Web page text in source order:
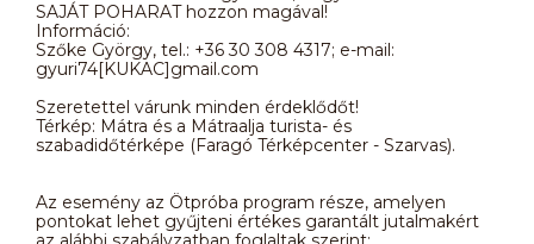
SAJÁT POHARAT hozzon magával!
Információ:
Szőke György, tel.: +36 30 308 4317; e-mail:
gyuri74[KUKAC]gmail.com
Szeretettel várunk minden érdeklődőt!
Térkép: Mátra és a Mátraalja turista- és
szabadidőtérképe (Faragó Térképcenter - Szarvas).
Az esemény az Ötpróba program része, amelyen
pontokat lehet gyűjteni értékes garantált jutalmakért